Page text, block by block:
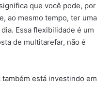
que você pode, por
ao mesmo tempo, ter uma
Essa flexibilidade é um
de multitarefar, não é
está investindo em